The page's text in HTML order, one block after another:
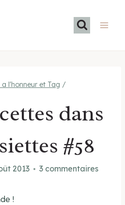
a l'honneur et Tag /
dans
#58
2013 3 commentaires
!